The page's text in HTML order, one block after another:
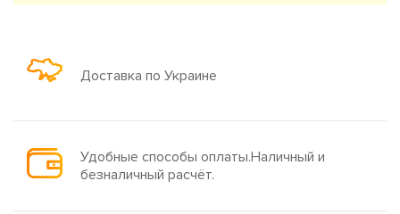
Доставка по Украине
Удобные способы оплаты.Наличный и
безналичный расчёт.